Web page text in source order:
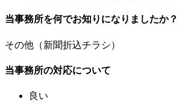
当事務所を何でお知りになりましたか？
その他（新聞折込チラシ）
当事務所の対応について
良い